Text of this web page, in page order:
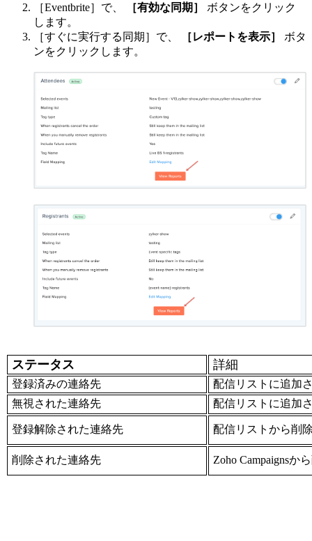
［Eventbrite］で、 ［有効な同期］ ボタンをクリック
します。
［すぐに実行する同期］で、
［レポートを表示］ ボタ
ンをクリックします。
ステータス 詳細
登録済みの連絡先
配信リストに追加
無視された連絡先
配信リストに追加
登録解除された連絡先 配信リストから削
削除された連絡先 Zoho Campaignsか